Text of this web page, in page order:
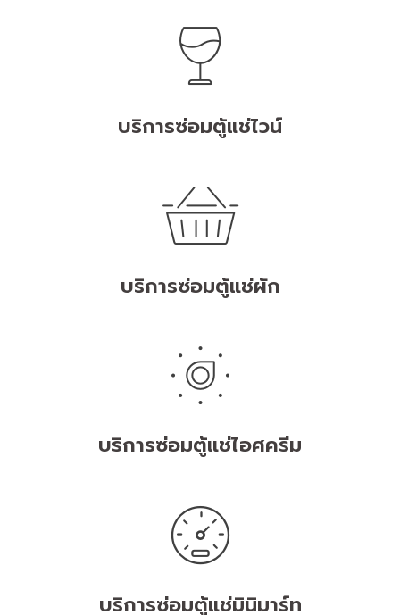
บริการซ่อมตู้แช่ไวน์
บริการซ่อมตู้แช่ผัก
บริการซ่อมตู้แช่ไอศครีม
บริการซ่อมตู้แช่มินิมาร์ท